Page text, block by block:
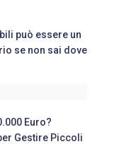
può essere un
se non sai dove
Euro?
Gestire Piccoli